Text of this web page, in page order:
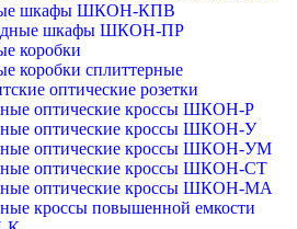
шкафы ШКОН-КПВ
шкафы ШКОН-ПР
коробки
коробки сплиттерные
оптические розетки
оптические кроссы ШКОН-Р
оптические кроссы ШКОН-У
оптические кроссы ШКОН-УМ
оптические кроссы ШКОН-СТ
оптические кроссы ШКОН-МА
кроссы повышенной емкости